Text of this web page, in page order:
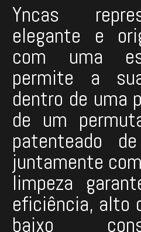
Yncas
elegante e
com uma
permite a
dentro de uma
de um
patenteado
juntamente
limpeza
eficiência, alto
baixo